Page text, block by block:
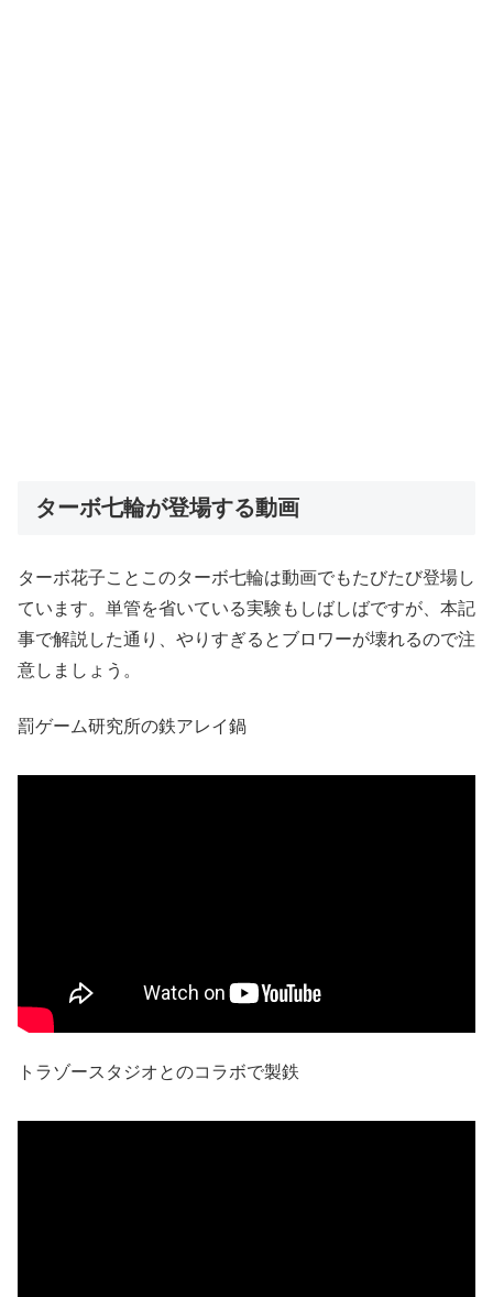
ターボ七輪が登場する動画
ターボ花子ことこのターボ七輪は動画でもたびたび登場し
ています。単管を省いている実験もしばしばですが、本記
事で解説した通り、やりすぎるとブロワーが壊れるので注
意しましょう。
罰ゲーム研究所の鉄アレイ鍋
トラゾースタジオとのコラボで製鉄